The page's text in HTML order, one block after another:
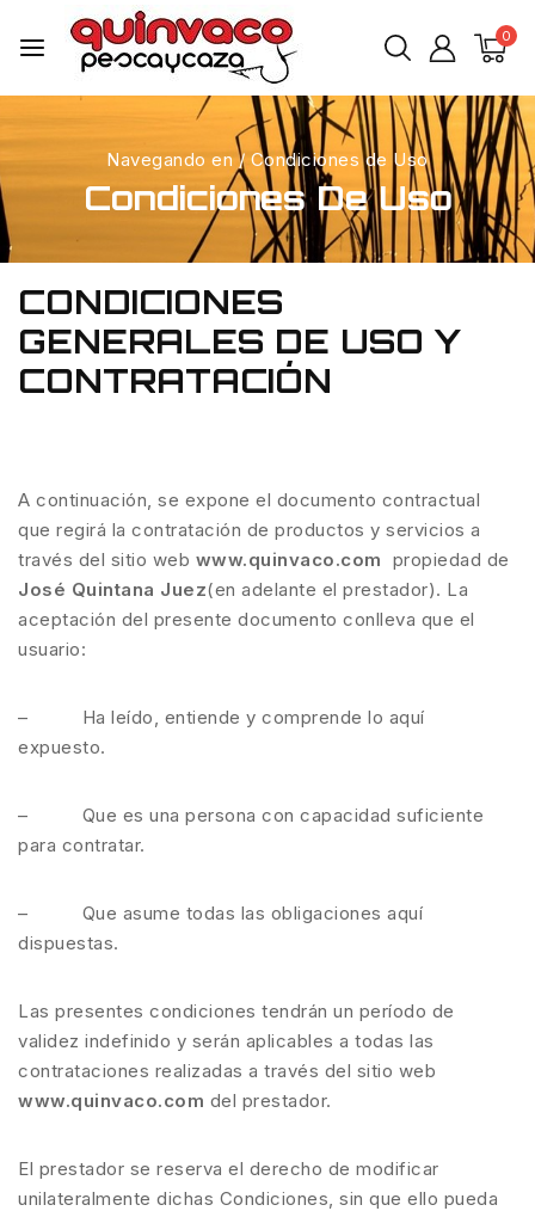
0
Navegando en / Condiciones de Uso
Condiciones De Uso
CONDICIONES
GENERALES DE USO Y
CONTRATACIÓN
A continuación, se expone el documento contractual
que regirá la contratación de productos y servicios a
través del sitio web www.quinvaco.com propiedad de
José Quintana Juez(en adelante el prestador). La
aceptación del presente documento conlleva que el
usuario:
– Ha leído, entiende y comprende lo aquí
expuesto.
– Que es una persona con capacidad suficiente
para contratar.
– Que asume todas las obligaciones aquí
dispuestas.
Las presentes condiciones tendrán un período de
validez indefinido y serán aplicables a todas las
contrataciones realizadas a través del sitio web
www.quinvaco.com del prestador.
El prestador se reserva el derecho de modificar
unilateralmente dichas Condiciones, sin que ello pueda